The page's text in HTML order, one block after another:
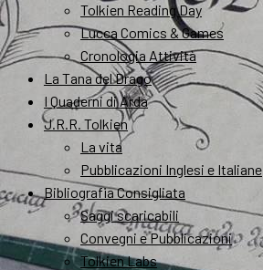
Tolkien Reading Day
Lucca Comics & Games
Cronologia Attività
La Tana del Drago
I Quaderni di Arda
J.R.R. Tolkien
La vita
Pubblicazioni Inglesi e Italiane
Bibliografia Consigliata
Saggi scaricabili
Convegni e Pubblicazioni
Tolkien Labs